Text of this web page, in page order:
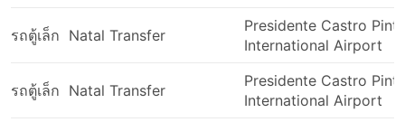
ทำให้การเดินทางมีราคาแพงกว่าสองเท่า
รถตู้บางคันไม่วิ่งตามตารางเวลา ในบางเส้นทาง รถตู้จะ
ตั๋ว มิฉะนั้น คุณอาจต้องรอนานกว่าที่คาดไว้จนกว่ารถตู้
รถตู้เล็ก Natal Transfer
Presidente Castro
International Airport
รถตู้เล็ก Natal Transfer
Presidente Castro
International Airport